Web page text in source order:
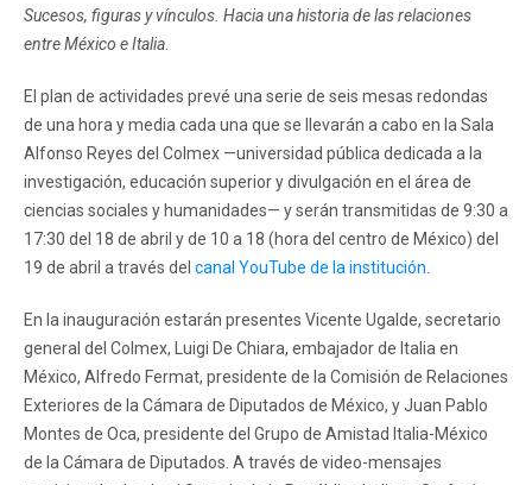
Sucesos, figuras y vínculos. Hacia una historia de las relaciones
entre México e Italia
El plan de actividades prevé una serie de seis mesas redondas
de una hora y media cada una que se llevarán a cabo en la Sala
Alfonso Reyes del Colmex —universidad pública dedicada a la
investigación, educación superior y divulgación en el área de
ciencias sociales y humanidades— y serán transmitidas de 9:30 a
17:30 del 18 de abril y de 10 a 18 (hora del centro de México) del
19 de abril a través del canal YouTube de la institución
En la inauguración estarán presentes Vicente Ugalde, secretario
general del Colmex, Luigi De Chiara, embajador de Italia en
México, Alfredo Fermat, presidente de la Comisión de Relaciones
Exteriores de la Cámara de Diputados de México, y Juan Pablo
Montes de Oca, presidente del Grupo de Amistad Italia-México
de la Cámara de Diputados. A través de video-mensajes